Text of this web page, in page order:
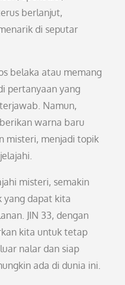
berlanjut,
di seputar
belaka atau memang
pertanyaan yang
Namun,
warna baru
misteri, menjadi topik
misteri, semakin
yang dapat kita
JIN 33, dengan
kita untuk tetap
nalar dan siap
ada di dunia ini.